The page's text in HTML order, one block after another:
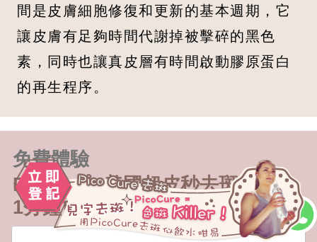
間是皮膚細胞修復和更新的基本週期，它
讓皮膚有足夠時間代謝掉被擊碎的黑色
素，同時也讓真皮層有時間啟動膠原蛋白
的再生程序。
免費體驗
PicoCure 美國超皮秒去斑療程
1分鐘自助登記 立即辦妥